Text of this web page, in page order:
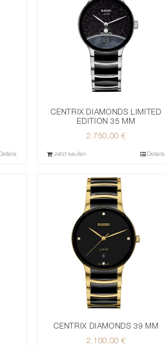
Details
CENTRIX DIAMONDS LIMITED
EDITION 35 MM
2.750,00 €
Jetzt kaufen Details
CENTRIX DIAMONDS 39 MM
2.100,00 €